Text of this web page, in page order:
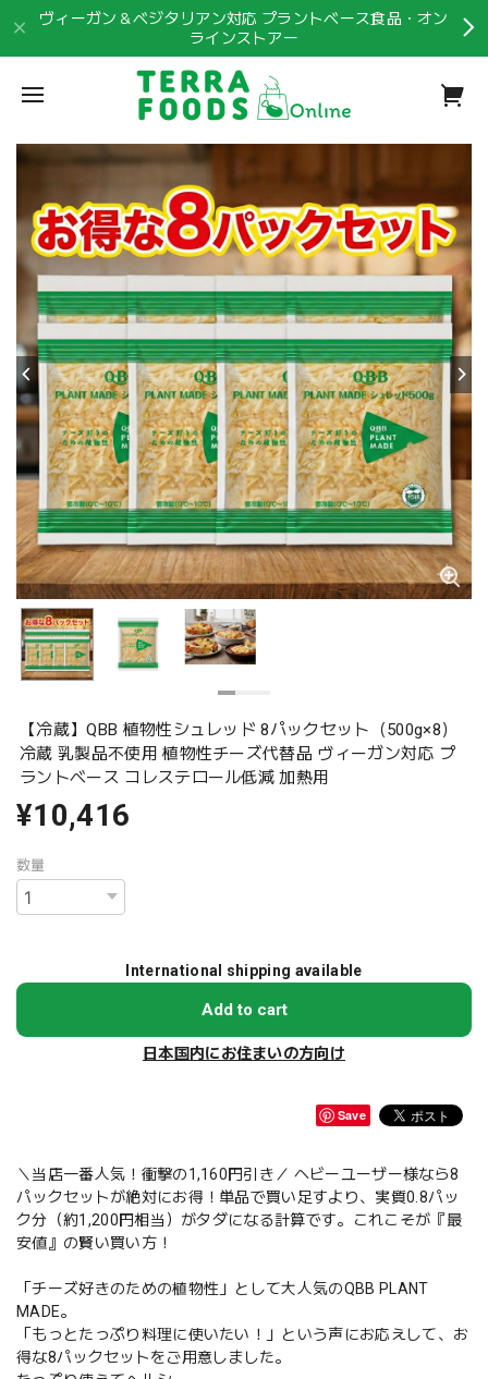
ヴィーガン＆ベジタリアン対応 プラントベース食品・オン
ラインストアー
【冷蔵】QBB 植物性シュレッド 8パックセット（500g×8）
冷蔵 乳製品不使用 植物性チーズ代替品 ヴィーガン対応 プ
ラントベース コレステロール低減 加熱用
¥10,416
数量
International shipping available
Add to cart
日本国内にお住まいの方向け
Save
＼当店一番人気！衝撃の1,160円引き／ ヘビーユーザー様なら8
パックセットが絶対にお得！単品で買い足すより、実質0.8パッ
ク分（約1,200円相当）がタダになる計算です。これこそが『最
安値』の賢い買い方！
「チーズ好きのための植物性」として大人気のQBB PLANT
MADE。
「もっとたっぷり料理に使いたい！」という声にお応えして、お
得な8パックセットをご用意しました。